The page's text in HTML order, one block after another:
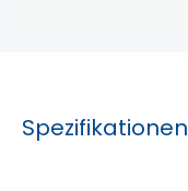
Spezifikationen